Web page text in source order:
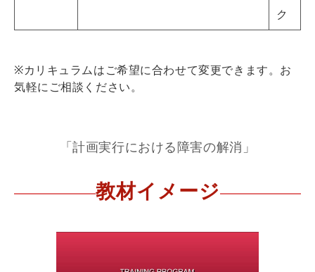
ク
※カリキュラムはご希望に合わせて変更できます。お
気軽にご相談ください。
「計画実行における障害の解消」
教材イメージ